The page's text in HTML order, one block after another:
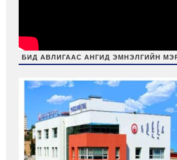
БИД АВЛИГААС АНГИД ЭМНЭЛГИЙН